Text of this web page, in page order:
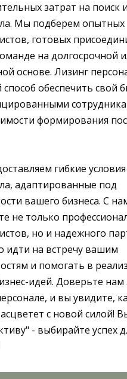
затрат на поиск
Мы подберем опытных
готовых
на долгосрочной
основе. Лизинг
обеспечить свой
формирования
гибкие
адаптированные под
вашего бизнеса. С
не только
но и надежного
идти на встречу вашим
и помогать в
идей. Доверьте нам
и вы увидите,
с новой силой!
- выбирайте успех